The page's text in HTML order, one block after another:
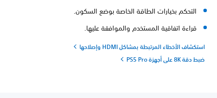
التحكم بخيارات الطاقة الخاصة بوضع السكون.
قراءة اتفاقية المستخدم والموافقة عليها.
استكشاف الأخطاء المرتبطة بمشاكل HDMI وإصلاحها
ضبط دقة 8K على أجهزة PS5 Pro